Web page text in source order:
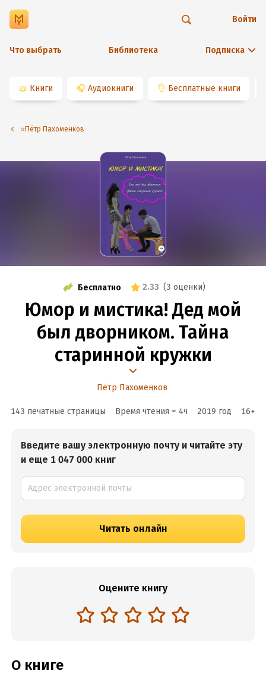
Что выбрать Библиотека Подписка
Войти
📖 Книги 🎧 Аудиокниги 👌 Бесплатные книги
⭐️Пётр Пахоменков
Бесплатно 2.33 (3 оценки)
Юмор и мистика! Дед мой
был дворником. Тайна
старинной кружки
Пётр Пахоменков
143 печатные страницы Время чтения ≈ 4ч 2019 год 16+
Введите вашу электронную почту и читайте эту
и еще 1 047 000 книг
Читать онлайн
Оцените книгу
О книге